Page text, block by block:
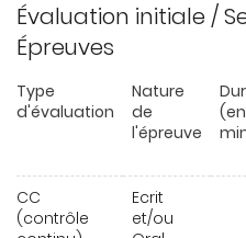
Évaluation initiale /
Épreuves
Type
d'évaluation
Nature
de
l'épreuve
(en
CC
(contrôle
Ecrit
et/ou